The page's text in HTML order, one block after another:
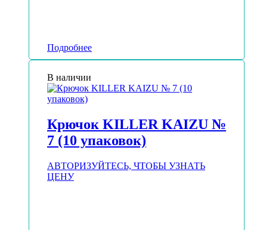
Подробнее
В наличии
Крючок KILLER KAIZU №
7 (10 упаковок)
АВТОРИЗУЙТЕСЬ, ЧТОБЫ УЗНАТЬ
ЦЕНУ